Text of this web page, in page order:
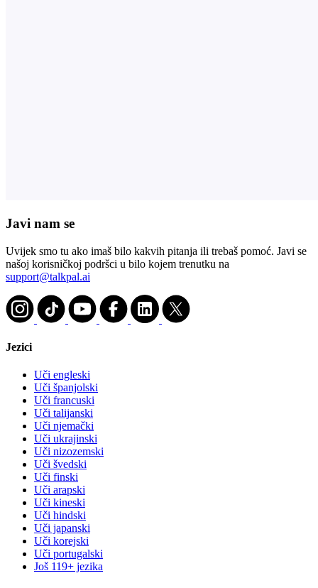
Javi nam se
Uvijek smo tu ako imaš bilo kakvih pitanja ili trebaš pomoć. Javi se
našoj korisničkoj podršci u bilo kojem trenutku na
support@talkpal.ai
Jezici
Uči engleski
Uči španjolski
Uči francuski
Uči talijanski
Uči njemački
Uči ukrajinski
Uči nizozemski
Uči švedski
Uči finski
Uči arapski
Uči kineski
Uči hindski
Uči japanski
Uči korejski
Uči portugalski
Još 119+ jezika